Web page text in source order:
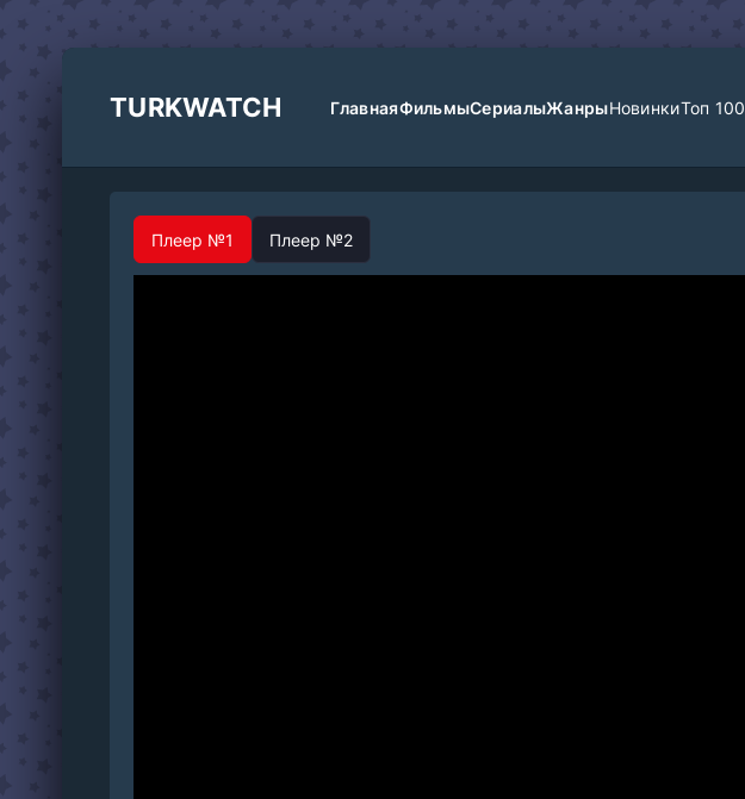
TURKWATCH ГлавнаяФильмыСериалыЖанрыНовинкиТоп 100
Плеер №1 Плеер №2